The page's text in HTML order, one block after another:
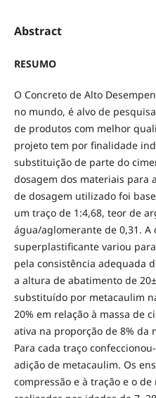
Abstract
RESUMO
O Concreto de Alto
no mundo, é alvo de
de produtos com melhor
projeto tem por finalidade
substituição de parte do
dosagem dos materiais para
de dosagem utilizado foi
um traço de 1:4,68, teor de
água/aglomerante de 0,31.
superplastificante variou
pela consistência adequada
a altura de abatimento de
substituído por metacaulim
20% em relação à massa de
ativa na proporção de 8% da
Para cada traço
adição de metacaulim. Os
compressão e à tração e o